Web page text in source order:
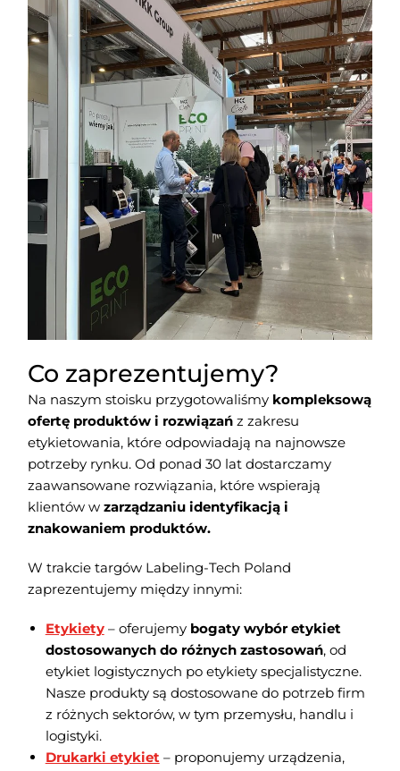
Co zaprezentujemy?
Na naszym stoisku przygotowaliśmy kompleksową
ofertę produktów i rozwiązańz zakresu
etykietowania, które odpowiadają na najnowsze
potrzeby rynku. Od ponad 30 lat dostarczamy
zaawansowane rozwiązania, które wspierają
klientów w zarządzaniu identyfikacją i
znakowaniem produktów.
W trakcie targów Labeling-Tech Poland
zaprezentujemy między innymi:
Etykiety– oferujemy bogaty wybór etykiet
dostosowanych do różnych zastosowań, od
etykiet logistycznych po etykiety specjalistyczne.
Nasze produkty są dostosowane do potrzeb firm
z różnych sektorów, w tym przemysłu, handlu i
logistyki.
Drukarki etykiet– proponujemy urządzenia,